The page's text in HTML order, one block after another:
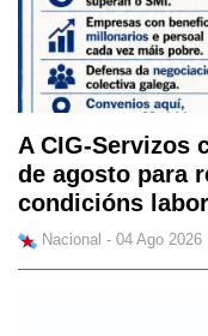
A CIG-Servizos
de agosto para
condicións
Nacional - 04 Ago 2026